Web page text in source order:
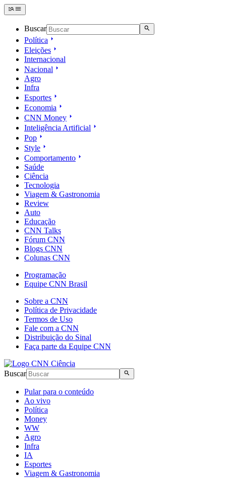
Buscar
Política
Eleições
Internacional
Nacional
Agro
Infra
Esportes
Economia
CNN Money
Inteligência Artificial
Pop
Style
Comportamento
Saúde
Ciência
Tecnologia
Viagem & Gastronomia
Review
Auto
Educação
CNN Talks
Fórum CNN
Blogs CNN
Colunas CNN
Programação
Equipe CNN Brasil
Sobre a CNN
Política de Privacidade
Termos de Uso
Fale com a CNN
Distribuição do Sinal
Faça parte da Equipe CNN
Buscar
Pular para o conteúdo
Ao vivo
Política
Money
WW
Agro
Infra
IA
Esportes
Viagem & Gastronomia